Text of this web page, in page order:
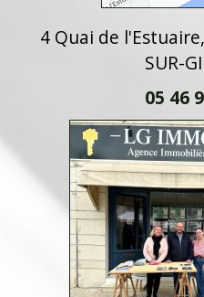
4 Quai de
SUR-
05 46